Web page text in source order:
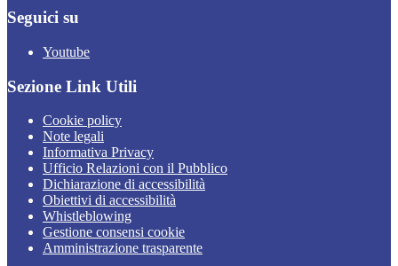
Seguici su
Youtube
Sezione Link Utili
Cookie policy
Note legali
Informativa Privacy
Ufficio Relazioni con il Pubblico
Dichiarazione di accessibilità
Obiettivi di accessibilità
Whistleblowing
Gestione consensi cookie
Amministrazione trasparente